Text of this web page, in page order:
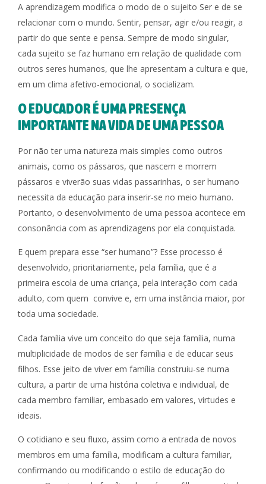
A aprendizagem modifica o modo de o sujeito Ser e de se
relacionar com o mundo. Sentir, pensar, agir e/ou reagir, a
partir do que sente e pensa. Sempre de modo singular,
cada sujeito se faz humano em relação de qualidade com
outros seres humanos, que lhe apresentam a cultura e que,
em um clima afetivo-emocional, o socializam.
O EDUCADOR É UMA PRESENÇA
IMPORTANTE NA VIDA DE UMA PESSOA
Por não ter uma natureza mais simples como outros
animais, como os pássaros, que nascem e morrem
pássaros e viverão suas vidas passarinhas, o ser humano
necessita da educação para inserir-se no meio humano.
Portanto, o desenvolvimento de uma pessoa acontece em
consonância com as aprendizagens por ela conquistada.
E quem prepara esse “ser humano”? Esse processo é
desenvolvido, prioritariamente, pela família, que é a
primeira escola de uma criança, pela interação com cada
adulto, com quem convive e, em uma instância maior, por
toda uma sociedade.
Cada família vive um conceito do que seja família, numa
multiplicidade de modos de ser família e de educar seus
filhos. Esse jeito de viver em família construiu-se numa
cultura, a partir de uma história coletiva e individual, de
cada membro familiar, embasado em valores, virtudes e
ideais.
O cotidiano e seu fluxo, assim como a entrada de novos
membros em uma família, modificam a cultura familiar,
confirmando ou modificando o estilo de educação do